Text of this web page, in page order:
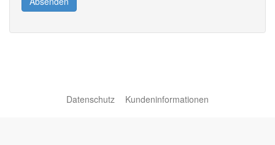
Datenschutz Kundeninformationen